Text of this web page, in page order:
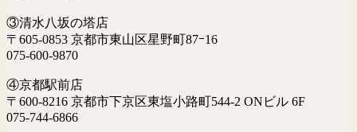
③清水八坂の塔店
〒605-0853 京都市東山区星野町87ｰ16
075-600-9870
④京都駅前店
〒600-8216 京都市下京区東塩小路町544-2 ONビル 6F
075-744-6866